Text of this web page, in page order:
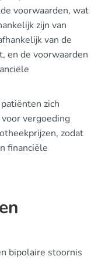
voorwaarden, wat
zijn van
van de
en de voorwaarden
zich
vergoeding
zodat
financiële
bipolaire stoornis